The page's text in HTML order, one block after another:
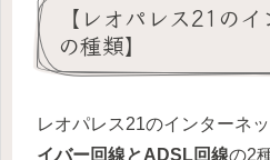
【レオパレス21の
の種類】
レオパレス21のインターネ
イバー回線とADSL回線の2